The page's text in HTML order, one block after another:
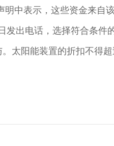
明中表示，这些资金来自
发出电话，选择符合条件
太阳能装置的折扣不得